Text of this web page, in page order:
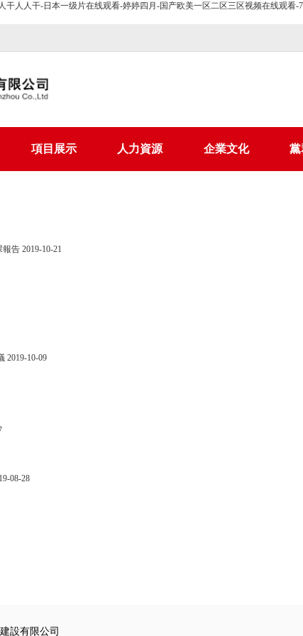
人人干-日本一级片在线观看-婷婷四月-国产欧美一区二区三区视频在线观
項目展示 人力資源 企業文化 黨
報告 2019-10-21
2019-10-09
08-28
設有限公司